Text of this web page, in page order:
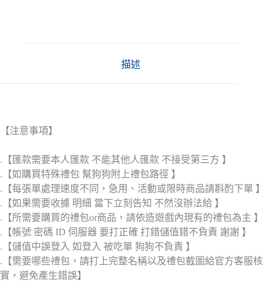
描述
【注意事項】
.【匯款需要本人匯款 不能其他人匯款 不接受第三方 】
.【如購買特殊禮包 幫狗狗附上禮包路徑 】
.【每張單處理速度不同，急用、活動或限時商品請斟酌下單 】
.【如果需要收據 明細 當下立刻告知 不然沒辦法給 】
.【所需要購買的禮包or商品，請依造遊戲內現有的禮包為主 】
.【帳號 密碼 ID 伺服器 要打正確 打錯儲值錯不負責 謝謝 】
.【儲值中誤登入 如登入 被吃單 狗狗不負責 】
.【需要哪些禮包，請打上完整名稱以及禮包截圖給官方客服核
實，避免產生錯誤】